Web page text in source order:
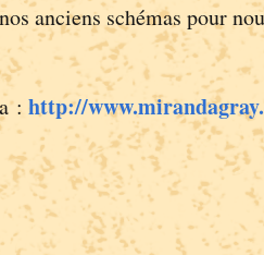
anciens schémas pour
: http://